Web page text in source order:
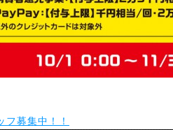
フ募集中！！